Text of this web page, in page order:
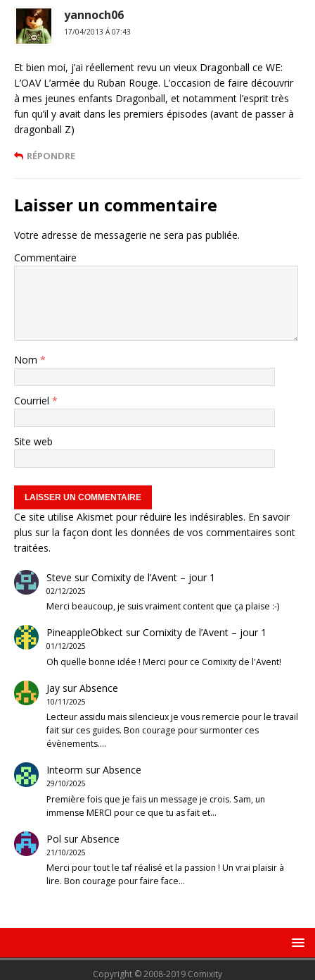
yannoch06
17/04/2013 Á 07:43
Et bien moi, j’ai réellement revu un vieux Dragonball ce WE:
L’OAV L’armée du Ruban Rouge. L’occasion de faire découvrir
à mes jeunes enfants Dragonball, et notamment l’esprit très
fun qu’il y avait dans les premiers épisodes (avant de passer à
dragonball Z)
RÉPONDRE
Laisser un commentaire
Votre adresse de messagerie ne sera pas publiée.
Commentaire
Nom *
Courriel *
Site web
Ce site utilise Akismet pour réduire les indésirables. En savoir
plus sur la façon dont les données de vos commentaires sont
traitées.
Steve surComixity de l’Avent – jour 1
02/12/2025
Merci beaucoup, je suis vraiment content que ça plaise :-)
PineappleObkectsurComixity de l’Avent – jour 1
01/12/2025
Oh quelle bonne idée ! Merci pour ce Comixity de l'Avent!
JaysurAbsence
10/11/2025
Lecteur assidu mais silencieux je vous remercie pour le travail
fait sur ces guides. Bon courage pour surmonter ces
évènements.…
Inteorm surAbsence
29/10/2025
Première fois que je fais un message je crois. Sam, un
immense MERCI pour ce que tu as fait et…
Pol surAbsence
21/10/2025
Merci pour tout le taf réalisé et la passion ! Un vrai plaisir à
lire. Bon courage pour faire face…
Copyright © 2008-2019 Comixity